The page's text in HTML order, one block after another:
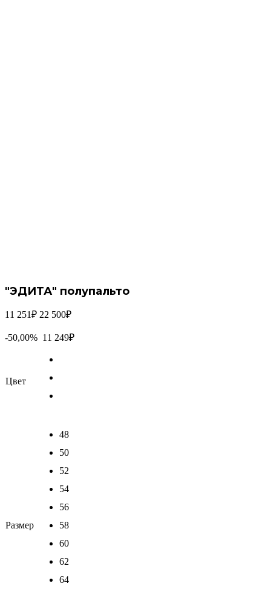
"ЭДИТА" полупальто
11 251₽ 22 500₽
-50,00% 11 249₽
Цвет
Размер
48
50
52
54
56
58
60
62
64